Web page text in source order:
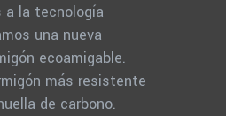
a la tecnología
una nueva
ecoamigable.
más resistente
de carbono.